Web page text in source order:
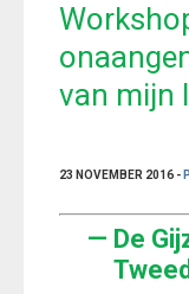
van mijn
23 NOVEMBER 2016 -
— De